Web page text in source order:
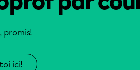
promis!
ici!